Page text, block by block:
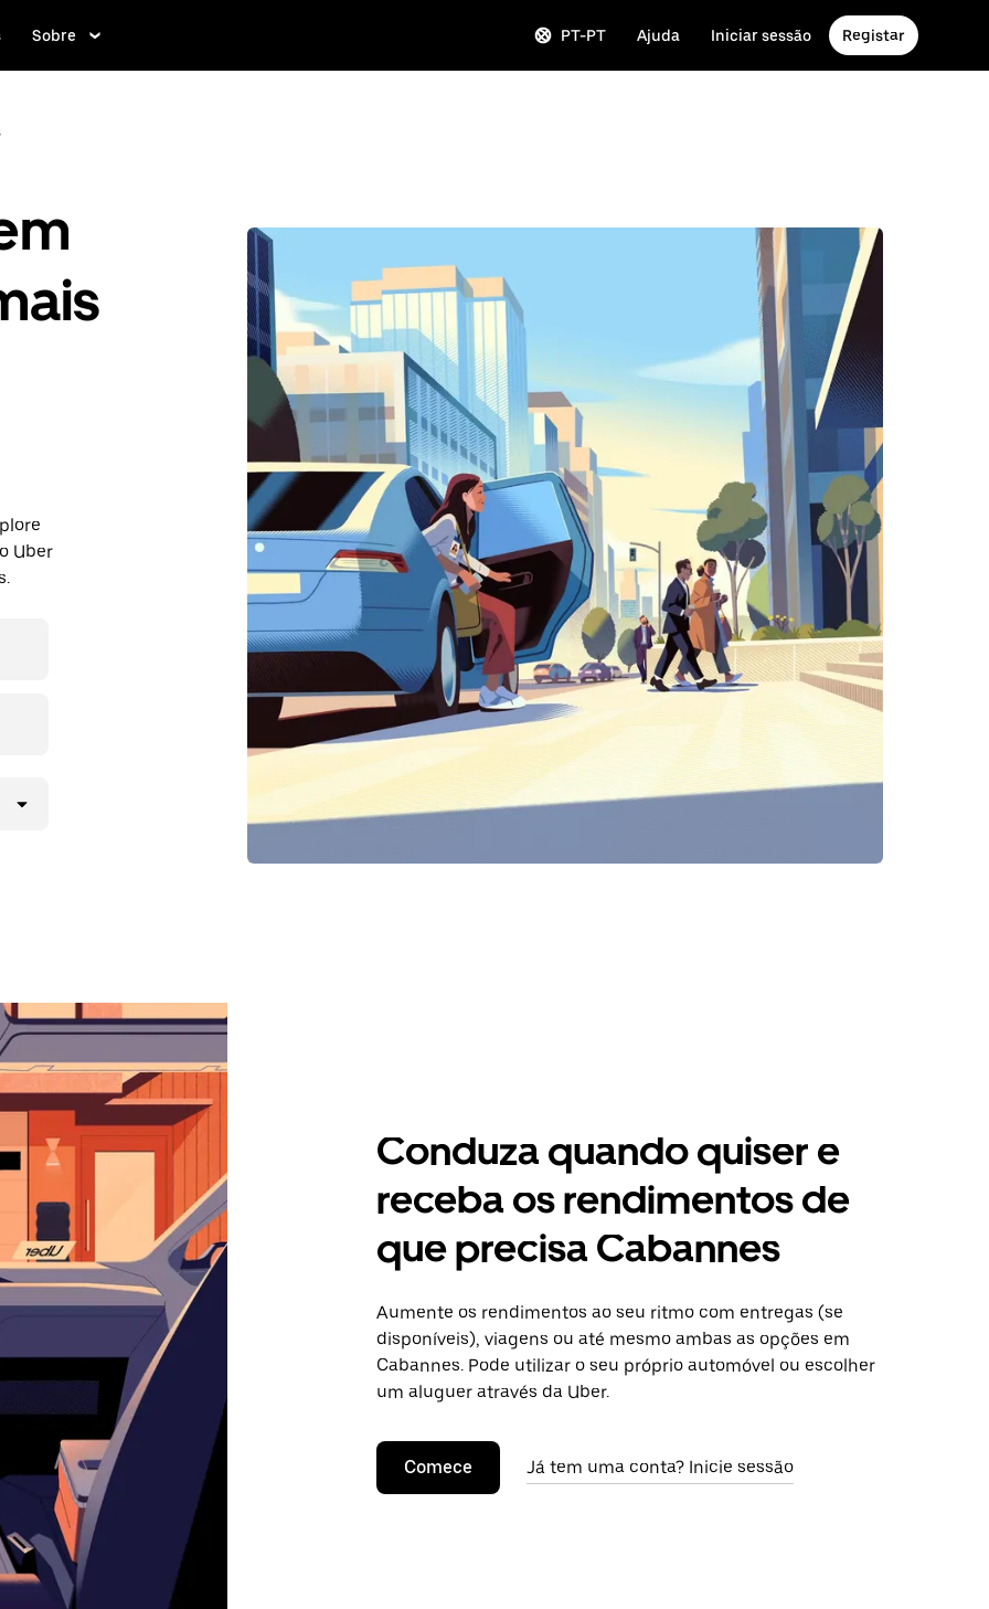
Sobre PT-PT Ajuda Iniciar sessão Registar
Uber
Conduza quando quiser e
receba os rendimentos de
que precisa Cabannes
Aumente os rendimentos ao seu ritmo com entregas (se
disponíveis), viagens ou até mesmo ambas as opções em
Cabannes. Pode utilizar o seu próprio automóvel ou escolher
um aluguer através da Uber.
Comece Já tem uma conta? Inicie sessão